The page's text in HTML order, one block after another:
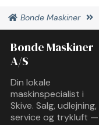
Bonde Maskiner
Bonde Maskiner
A/S
Din lokale
maskinspecialist i
Skive. Salg, udlejning,
service og trykluft —